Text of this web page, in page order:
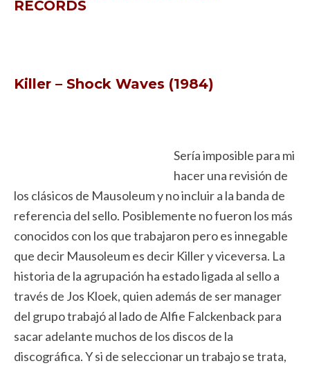
RECORDS
Killer – Shock Waves (1984)
Sería imposible para mi
hacer una revisión de
los clásicos de Mausoleum y no incluir a la banda de
referencia del sello. Posiblemente no fueron los más
conocidos con los que trabajaron pero es innegable
que decir Mausoleum es decir Killer y viceversa. La
historia de la agrupación ha estado ligada al sello a
través de Jos Kloek, quien además de ser manager
del grupo trabajó al lado de Alfie Falckenback para
sacar adelante muchos de los discos de la
discográfica. Y si de seleccionar un trabajo se trata,